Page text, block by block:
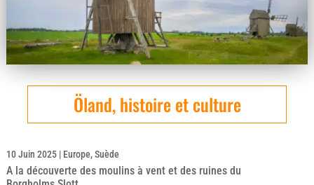
Öland, histoire et culture
10 Juin 2025| Europe,Suède
A la découverte des moulins à vent et des ruines du